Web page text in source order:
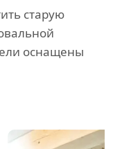
старую
оснащены